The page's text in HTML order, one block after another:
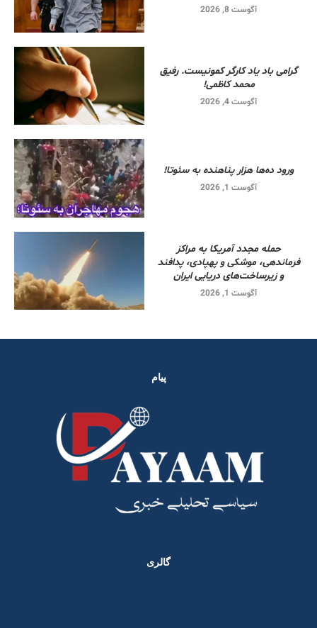
آگوست 8, 2026
گرامی باد یاد کارگر کمونیست. رفیق
محمد کاظمی!
آگوست 4, 2026
ورود ده‌ها هزار پناهنده به سئوتا!
آگوست 1, 2026
حمله مجدد آمریکا به مراکز
فرماندهی، موشکی و پهپادی، پدافند
و زیرساخت‌های دریایی ایران
آگوست 1, 2026
پیام
گالری